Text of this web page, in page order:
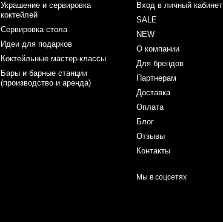
Украшение и сервировка
коктейлей
Сервировка стола
Идеи для подарков
Коктейльные мастер-классы
Бары и барные станции
(производство и аренда)
Вход в личный кабинет
SALE
NEW
О компании
Для брендов
Партнерам
Доставка
Оплата
Блог
Отзывы
Контакты
Мы в соцсетях